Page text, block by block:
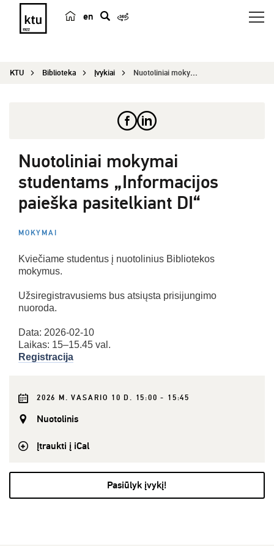
en
e
KTU Biblioteka Įvykiai Nuotoliniai mokymai studentams „Informacijos pai...
Nuotoliniai mokymai
studentams „Informacijos
paieška pasitelkiant DI“
MOKYMAI
Kviečiame studentus į nuotolinius Bibliotekos
mokymus.
Užsiregistravusiems bus atsiųsta prisijungimo
nuoroda.
Data: 2026-02-10
Laikas: 15–15.45 val.
Registracija
2026 M. VASARIO 10 D. 15:00 - 15:45
Nuotolinis
Įtraukti į iCal
Pasiūlyk įvykį!